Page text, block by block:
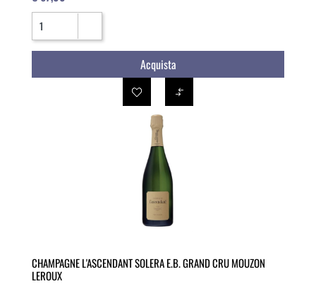
Quantità
Acquista
CHAMPAGNE L'ASCENDANT SOLERA E.B. GRAND CRU MOUZON
LEROUX